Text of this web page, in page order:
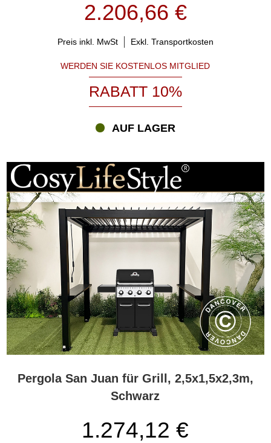
2.206,66 €
Preis inkl. MwSt Exkl. Transportkosten
WERDEN SIE KOSTENLOS MITGLIED
RABATT 10%
AUF LAGER
Pergola San Juan für Grill, 2,5x1,5x2,3m,
Schwarz
1.274,12 €